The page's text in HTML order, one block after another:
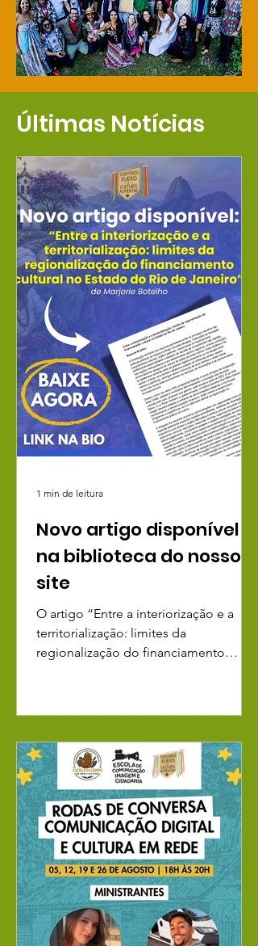
Últimas Notícias
Novo artigo disponível
na biblioteca do nosso
site
O artigo “Entre a interiorização e a
territorialização: limites da
regionalização do financiamento
desigualdades que ainda marcam o
acesso às políticas de fomento no
estado. O texto reconhece a
importância da interiorização dos
investimentos, especialmente diante
da histórica concentração de recursos
na capital. No entanto, mostra q
1 min de leitura